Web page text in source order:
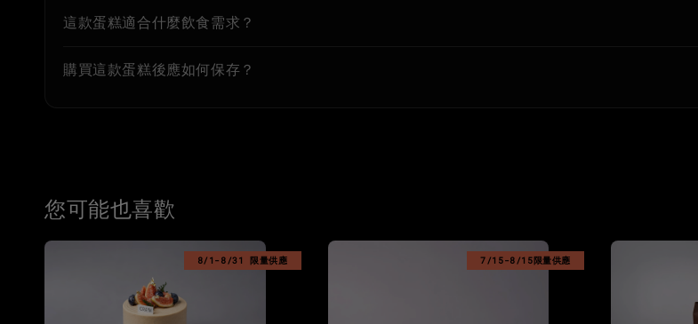
這款蛋糕適合什麼飲食需求？
購買這款蛋糕後應如何保存？
您可能也喜歡
8/1-8/31 限量供應 7/15-8/15限量供應